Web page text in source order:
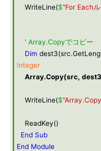
WriteLine($"For Each
' Array.Copyでコピー
Dim
Integer
Array.Copy(src, dest3
WriteLine($
ReadKey()
End Sub
End Module